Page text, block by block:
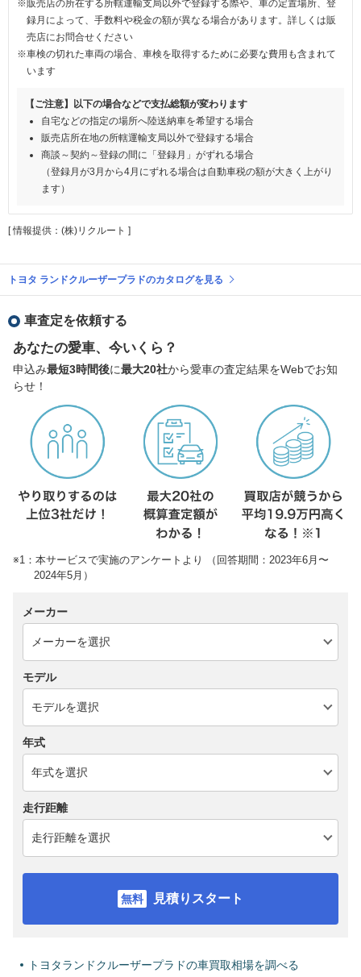
※販売店の所在する所轄運輸支局以外で登録する際や、車の定置場所、登
録月によって、手数料や税金の額が異なる場合があります。詳しくは販
売店にお問合せください
※車検の切れた車両の場合、車検を取得するために必要な費用も含まれて
います
【ご注意】以下の場合などで支払総額が変わります
自宅などの指定の場所へ陸送納車を希望する場合
販売店所在地の所轄運輸支局以外で登録する場合
商談～契約～登録の間に「登録月」がずれる場合
（登録月が3月から4月にずれる場合は自動車税の額が大きく上がり
ます）
[ 情報提供：(株)リクルート ]
トヨタ ランドクルーザープラドのカタログを見る
車査定を依頼する
あなたの愛車、今いくら？
申込み最短3時間後に最大20社から愛車の査定結果をWebでお知
らせ！
※1：本サービスで実施のアンケートより （回答期間：2023年6月〜
2024年5月）
メーカー
モデル
年式
走行距離
見積りスタート
トヨタランドクルーザープラドの車買取相場を調べる